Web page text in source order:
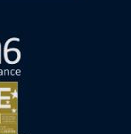
abre en ventana